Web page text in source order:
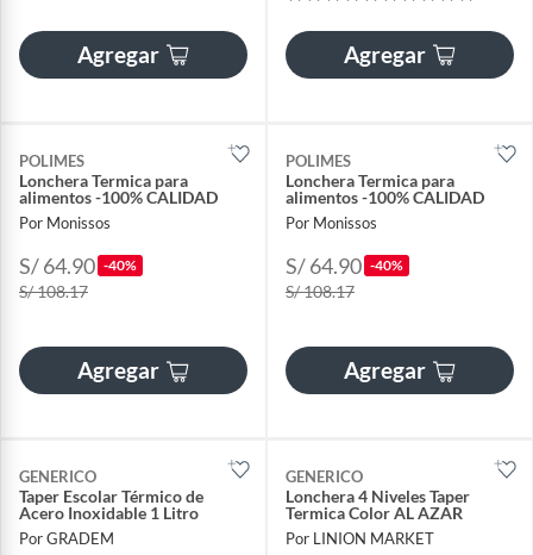
Agregar Agregar
POLIMES
Lonchera Termica para
alimentos -100% CALIDAD
Por Monissos
S/ 64.90 -40%
S/ 108.17
Agregar
POLIMES
Lonchera Termica para
alimentos -100% CALIDAD
Por Monissos
S/ 64.90 -40%
S/ 108.17
Agregar
GENERICO
Taper Escolar Térmico de
Acero Inoxidable 1 Litro
Por GRADEM
GENERICO
Lonchera 4 Niveles Taper
Termica Color AL AZAR
Por LINION MARKET